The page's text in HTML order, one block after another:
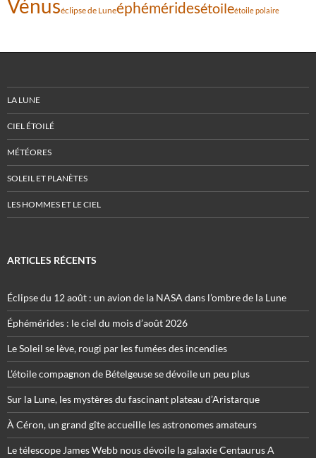
Vénuséclipse de Luneéphéméridesétoileétoile polaire
LA LUNE
CIEL ÉTOILÉ
MÉTÉORES
SOLEIL ET PLANÈTES
LES HOMMES ET LE CIEL
ARTICLES RÉCENTS
Éclipse du 12 août : un avion de la NASA dans l’ombre de la Lune
Éphémérides : le ciel du mois d’août 2026
Le Soleil se lève, rougi par les fumées des incendies
L’étoile compagnon de Bételgeuse se dévoile un peu plus
Sur la Lune, les mystères du fascinant plateau d’Aristarque
À Céron, un grand gîte accueille les astronomes amateurs
Le télescope James Webb nous dévoile la galaxie Centaurus A